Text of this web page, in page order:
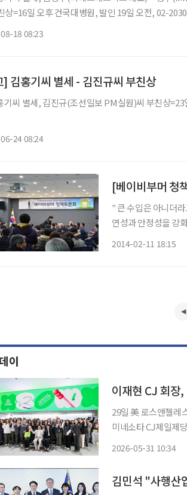
상=16일 오후 건국대병원, 발인 19일 오전, 02-
18 08:23
] 김홍기씨 별세 - 김진규씨 부친상
씨 별세, 김진규(조선일보 PM실원)씨 부친상
24 08:24
[베이비부머 청
" 큰 수입은 아니더라고 지
연성과 안정성을 강화하는 방안 마
2014-02-11 18:15
이
29일 美 로스앤젤레
미네소타 CJ제일제
2026-05-31 10:34
김민석 "사행산